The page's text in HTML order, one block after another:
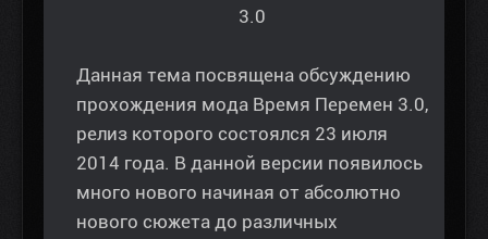
3.0
Данная тема посвящена обсуждению
прохождения мода Время Перемен 3.0,
релиз которого состоялся 23 июля
2014 года. В данной версии появилось
много нового начиная от абсолютно
нового сюжета до различных